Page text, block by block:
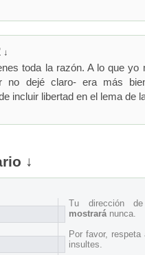
↓
toda la razón. A lo que yo
no dejé claro- era más
incluir libertad en el lema de
↓
Tu dirección
mostrará nunca.
Por favor,
insultes.